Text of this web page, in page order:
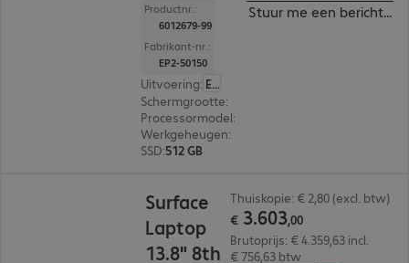
Productnr.:
6012679-99
Fabrikant-nr.:
EP2-50150
Uitvoering: Europa
Schermgrootte:
Processormodel:
Werkgeheugen:
SSD:512 GB
Stuur me een bericht
Surface
Laptop
13.8" 8th
Thuiskopie: € 2,80 (excl. btw)
€ 3.603,00
Brutoprijs: € 4.359,63 incl.
€ 756,63 btw